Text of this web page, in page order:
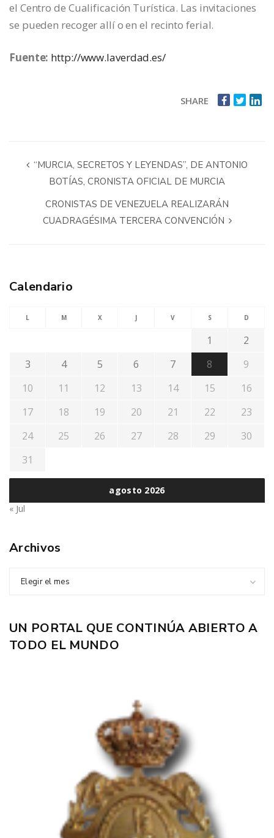
el Centro de Cualificación Turística. Las invitaciones
se pueden recoger allí o en el recinto ferial.
Fuente: http://www.laverdad.es/
SHARE
“MURCIA, SECRETOS Y LEYENDAS”, DE ANTONIO
BOTÍAS, CRONISTA OFICIAL DE MURCIA
CRONISTAS DE VENEZUELA REALIZARÁN
CUADRAGÉSIMA TERCERA CONVENCIÓN
Calendario
agosto 2026
L M X J V S D
1
2
3
4 5 6 7 8
9
10
11 12 13 14 15
16
17
18 19 20 21 22
23
24
25 26 27 28 29
30
31
« Jul
Archivos
Elegir el mes
UN PORTAL QUE CONTINÚA ABIERTO A
TODO EL MUNDO